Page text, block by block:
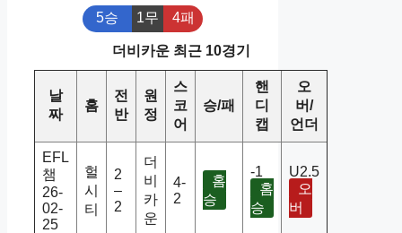
5승 1무 4패
더비카운 최근 10경기
날
짜
홈
전
반
원
정
스
코
어
승/패
핸
디
캡
오
버/
언더
EFL
챔
26-
02-
25
헐
시
티
2
–
2
더
비
카
운
4-
2
홈
승
-1
홈
승
U2.5
오
버